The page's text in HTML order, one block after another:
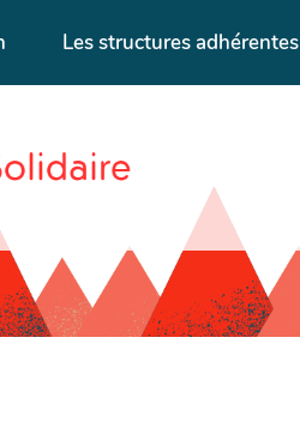
Les structures adhérentes